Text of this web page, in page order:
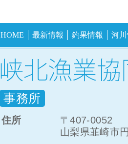
HOME 最新情報 釣果情報 河
事務所
住所
〒407-0052
山梨県韮崎市